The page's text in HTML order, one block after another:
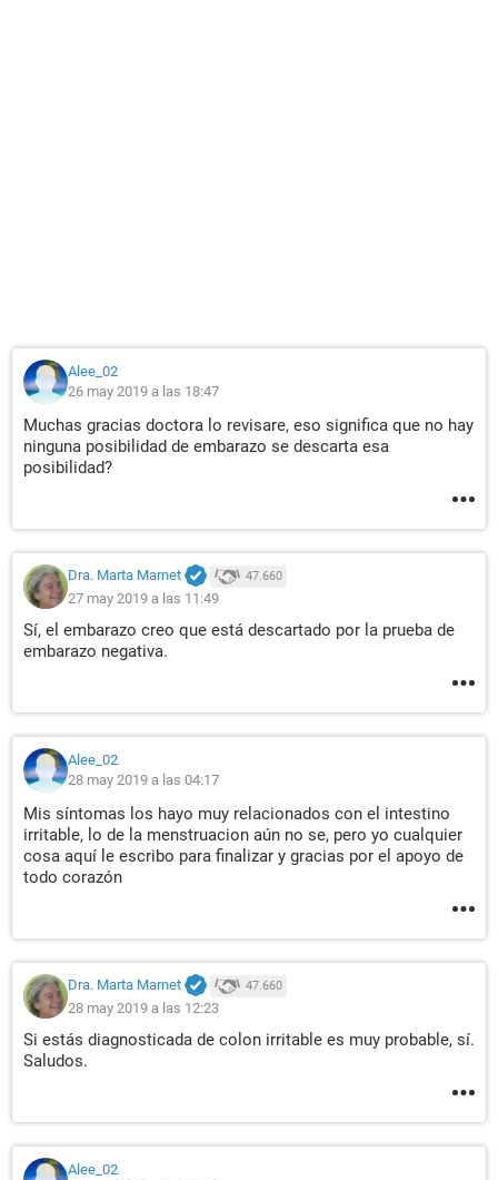
Alee_02
26 may 2019 a las 18:47
Muchas gracias doctora lo revisare, eso significa que no hay
ninguna posibilidad de embarazo se descarta esa
posibilidad?
Dra. Marta Marnet 47.660
27 may 2019 a las 11:49
Sí, el embarazo creo que está descartado por la prueba de
embarazo negativa.
Alee_02
28 may 2019 a las 04:17
Mis síntomas los hayo muy relacionados con el intestino
irritable, lo de la menstruacion aún no se, pero yo cualquier
cosa aquí le escribo para finalizar y gracias por el apoyo de
todo corazón
Dra. Marta Marnet 47.660
28 may 2019 a las 12:23
Si estás diagnosticada de colon irritable es muy probable, sí.
Saludos.
Alee_02